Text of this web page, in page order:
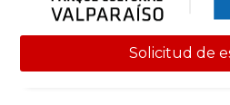
Solicitud de